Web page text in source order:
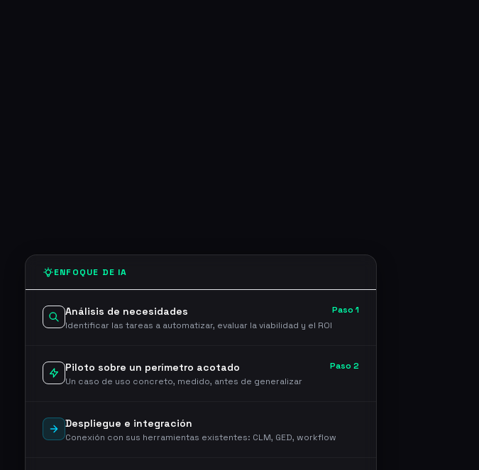
ENFOQUE DE IA
Análisis de necesidades
Identificar las tareas a automatizar, evaluar la viabilidad y el ROI
Paso 1
Piloto sobre un perímetro acotado
Un caso de uso concreto, medido, antes de generalizar
Paso 2
Despliegue e integración
Conexión con sus herramientas existentes: CLM, GED, workflow